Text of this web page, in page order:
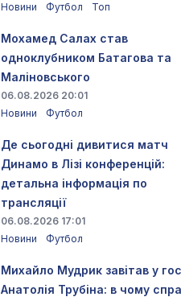
Новини
Футбол Топ
Мохамед Салах став
одноклубником Батагова та
Маліновського
06.08.2026 20:01
Новини
Футбол
Де сьогодні дивитися матч
Динамо в Лізі конференцій:
детальна інформація по
трансляції
06.08.2026 17:01
Новини
Футбол
Михайло Мудрик завітав у
Анатолія Трубіна: в чому